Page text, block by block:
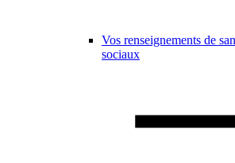
Vos renseignements de
sociaux